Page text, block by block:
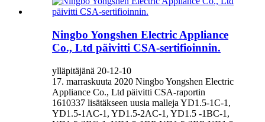
Ningbo Yongshen Electric Appliance
Co., Ltd päivitti CSA-sertifioinnin.
ylläpitäjänä 20-12-10
17. marraskuuta 2020 Ningbo Yongshen Electric
Appliance Co., Ltd päivitti CSA-raportin
1610337 lisätäkseen uusia malleja YD1.5-1C-1,
YD1.5-1AC-1, YD1.5-2AC-1, YD1.5 -1BC-1,